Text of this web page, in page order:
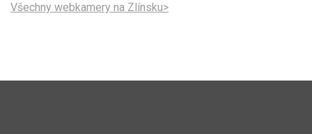
Všechny webkamery na Zlínsku>